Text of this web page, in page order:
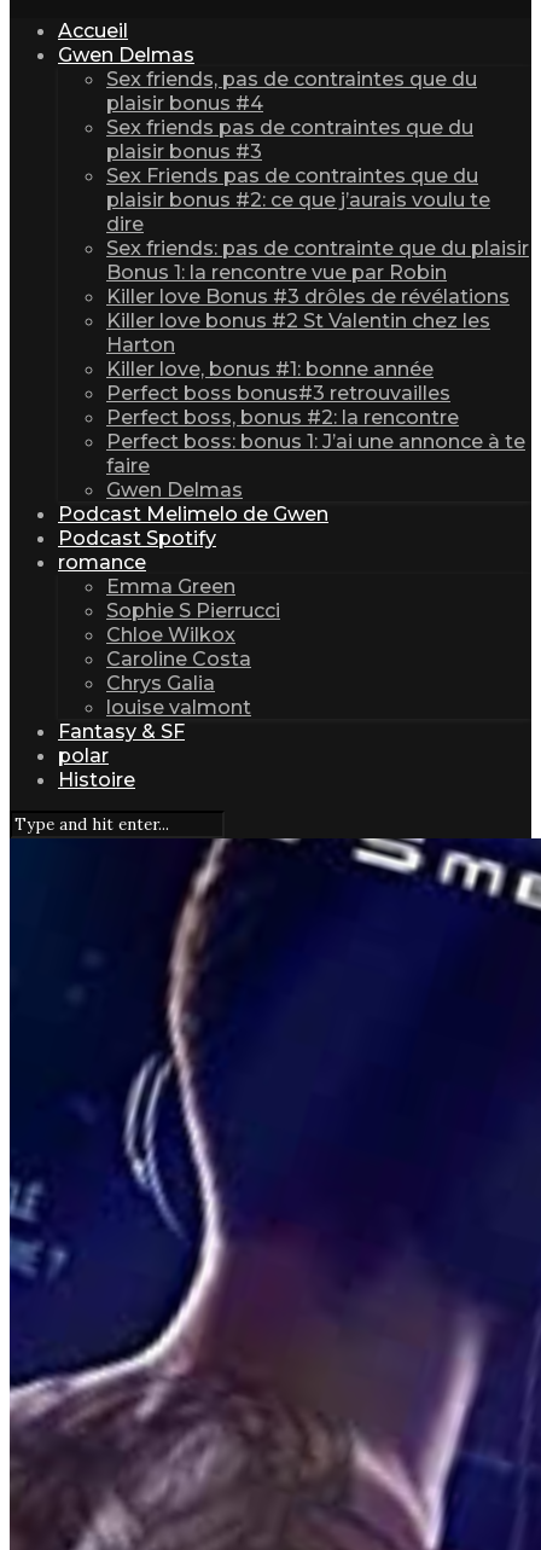
Accueil
Gwen Delmas
Sex friends, pas de contraintes que du
plaisir bonus #4
Sex friends pas de contraintes que du
plaisir bonus #3
Sex Friends pas de contraintes que du
plaisir bonus #2: ce que j’aurais voulu te
dire
Sex friends: pas de contrainte que du plaisir
Bonus 1: la rencontre vue par Robin
Killer love Bonus #3 drôles de révélations
Killer love bonus #2 St Valentin chez les
Harton
Killer love, bonus #1: bonne année
Perfect boss bonus#3 retrouvailles
Perfect boss, bonus #2: la rencontre
Perfect boss: bonus 1: J’ai une annonce à te
faire
Gwen Delmas
Podcast Melimelo de Gwen
Podcast Spotify
romance
Emma Green
Sophie S Pierrucci
Chloe Wilkox
Caroline Costa
Chrys Galia
louise valmont
Fantasy & SF
polar
Histoire